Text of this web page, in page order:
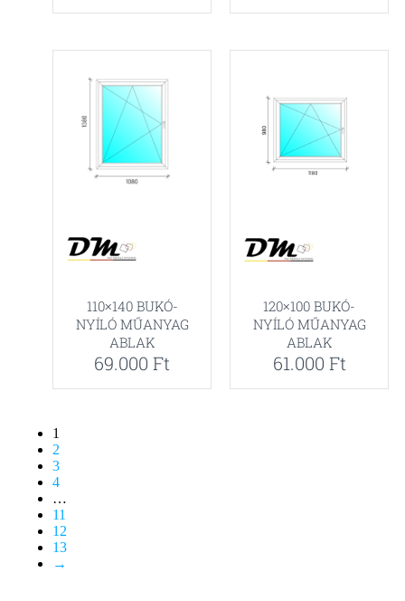
110×140 BUKÓ-
NYÍLÓ MŰANYAG
ABLAK
69.000 Ft
120×100 BUKÓ-
NYÍLÓ MŰANYAG
ABLAK
61.000 Ft
1
2
3
4
…
11
12
13
→